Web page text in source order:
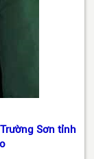
Sơn tỉnh